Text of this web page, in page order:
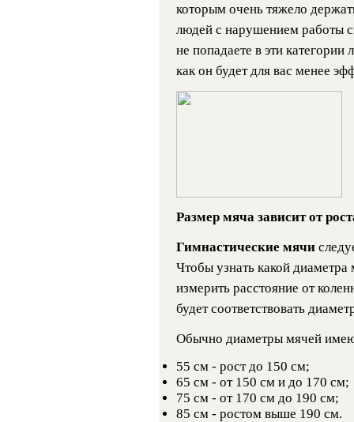
которым очень тяжело
людей с нарушением работы
не попадаете в эти категории
как он будет для вас менее
Размер мяча зависит от
Гимнастические мячи
Чтобы узнать какой диаметра
измерить расстояние от
будет соответствовать
Обычно диаметры мячей
55 см - рост до 150 см;
65 см - от 150 см и до 170 см;
75 см - от 170 см до 190 см;
85 см - ростом выше 190 см.